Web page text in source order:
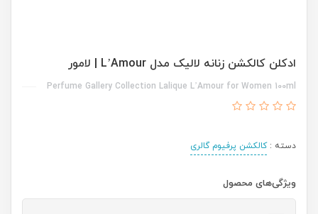
ادکلن کالکشن زنانه لالیک مدل L’Amour | لامور
Perfume Gallery Collection Lalique L’Amour for Women 100ml
دسته :کالکشن پرفیوم گالری
ویژگی‌های محصول